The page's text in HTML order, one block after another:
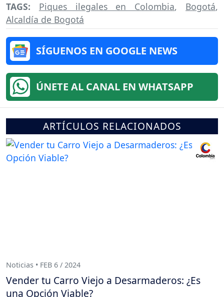
TAGS: Piques ilegales en Colombia, Bogotá,
Alcaldía de Bogotá
SÍGUENOS EN GOOGLE NEWS
ÚNETE AL CANAL EN WHATSAPP
ARTÍCULOS RELACIONADOS
Noticias • FEB 6 / 2024
Vender tu Carro Viejo a Desarmaderos: ¿Es
una Opción Viable?